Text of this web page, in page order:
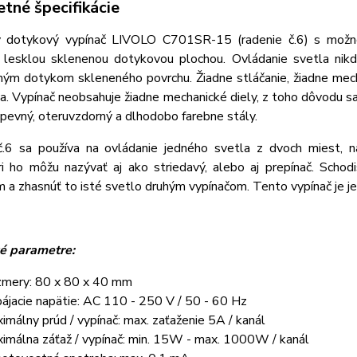
špecifikácie
dotykový vypínač LIVOLO C701SR-15 (radenie č.6) s
sklenenou dotykovou plochou. Ovládanie svetla
dotykom skleneného povrchu. Žiadne stláčanie, žiadne
Vypínač neobsahuje žiadne mechanické diely, z toho
oteruvzdorný a dlhodobo farebne stály.
sa používa na ovládanie jedného svetla z dvoch miest,
ho môžu nazývať aj ako striedavý, alebo aj prepínač.
a zhasnúť to isté svetlo druhým vypínačom. Tento vypínač je
parametre:
80 x 80 x 40 mm
napätie: AC 110 - 250 V / 50 - 60 Hz
prúd / vypínač: max. zaťaženie 5A / kanál
záťaž / vypínač: min. 15W - max. 1000W / kanál